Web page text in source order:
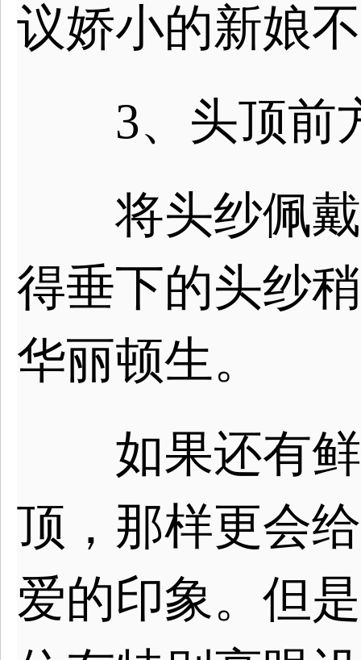
议娇小的新娘
3、头顶前
将头纱佩戴
得垂下的头纱
华丽顿生。
如果还有鲜
顶，那样更会
爱的印象。但